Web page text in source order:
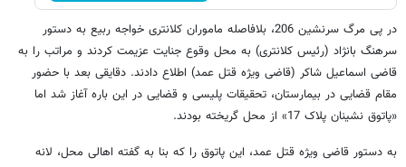
در پی مرگ سرنشین 206، بلافاصله ماموران کلانتری خواجه ربیع به دستور
سرهنگ بانژاد (رئیس کلانتری) به محل وقوع جنایت عزیمت کردند و مراتب را به
قاضی اسماعیل شاکر (قاضی ویژه قتل عمد) اطلاع دادند. دقایقی بعد با حضور
مقام قضایی در بیمارستان، تحقیقات پلیسی و قضایی در این باره آغاز شد اما
«پاتوق نشینان پلاک 17» از محل گریخته بودند.
به دستور قاضی ویژه قتل عمد، این پاتوق را که بنا به گفته اهالی محل، لانه